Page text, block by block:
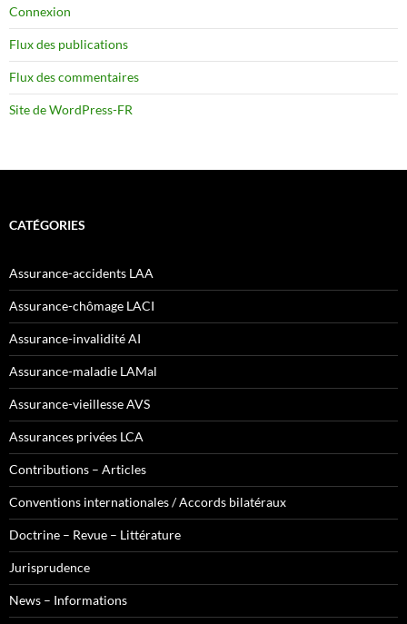
Connexion
Flux des publications
Flux des commentaires
Site de WordPress-FR
CATÉGORIES
Assurance-accidents LAA
Assurance-chômage LACI
Assurance-invalidité AI
Assurance-maladie LAMal
Assurance-vieillesse AVS
Assurances privées LCA
Contributions – Articles
Conventions internationales / Accords bilatéraux
Doctrine – Revue – Littérature
Jurisprudence
News – Informations